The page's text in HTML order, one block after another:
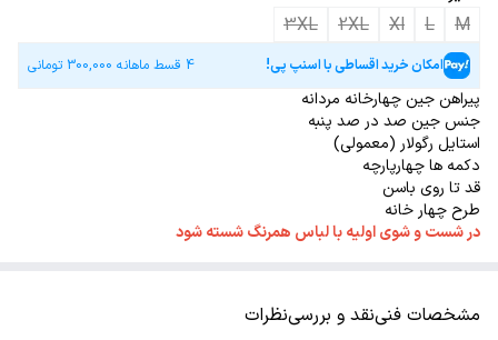
M
L
Xl
2XL
3XL
امکان خرید اقساطی با اسنپ پی! 4 قسط ماهانه 300,000 تومانی
پیراهن جین چهارخانه مردانه
جنس جین صد در صد پنبه
استایل رگولار (معمولی)
دکمه ها چهارپارچه
قد تا روی باسن
طرح چهار خانه
در شست و شوی اولیه با لباس همرنگ شسته شود
مشخصات فنینقد و بررسینظرات